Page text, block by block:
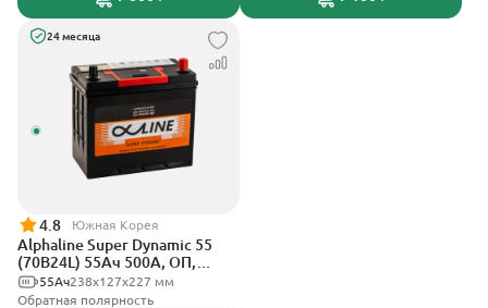
24 месяца
4.8 Южная Корея
Alphaline Super Dynamic 55
(70B24L) 55Ач 500А, ОП,
тонкие клеммы
238х127х227 мм
55Ач
Обратная полярность